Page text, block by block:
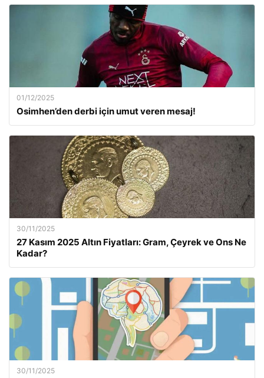
01/12/2025
Osimhen’den derbi için umut veren mesaj!
30/11/2025
27 Kasım 2025 Altın Fiyatları: Gram, Çeyrek ve Ons Ne
Kadar?
30/11/2025